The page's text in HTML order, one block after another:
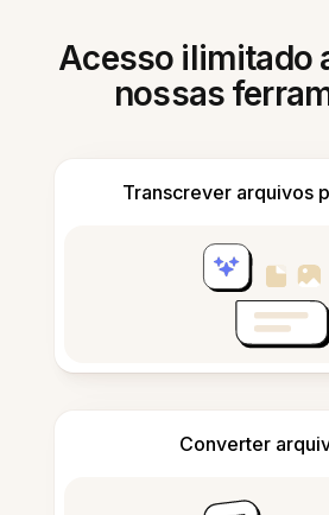
Acesso ilimitado
nossas
Transcrever arquivos
Converter